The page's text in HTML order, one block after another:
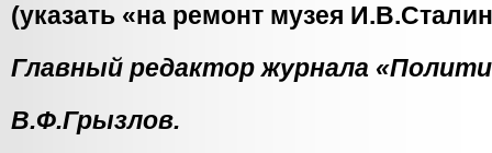
(указать «на ремонт музея
Главный редактор журнала
В.Ф.Грызлов.